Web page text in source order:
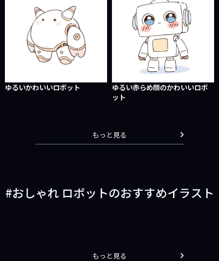
ゆるいかわいいロボット
ゆるい赤らめ顔のかわいいロボ
ット
もっと見る
おしゃれ ロボットのおすすめイラスト
もっと見る